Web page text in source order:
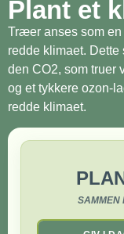
Plant et
Træer anses som en
redde klimaet.
den CO2, som truer
og et tykkere ozon-
redde klimaet.
SAMMEN